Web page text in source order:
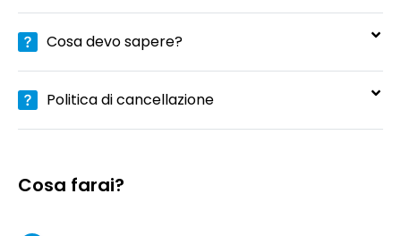
Cosa devo sapere?
Politica di cancellazione
Cosa farai?